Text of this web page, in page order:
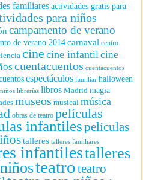
familiaresactividades gratis para
para niños
campamento de verano
de verano 2014carnaval centro
cine cine infantilcine
cuentacuentos cuentacuentos
espectáculos familiar halloween
librerías libros Madrid magia
museos musical música
obras de teatro películas
infantilespelículas
talleres talleres familiares
infantilestalleres
teatroteatro